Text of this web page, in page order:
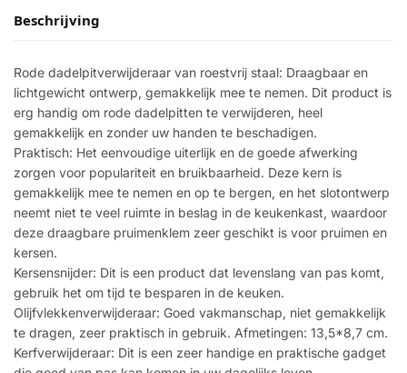
Beschrijving
Rode dadelpitverwijderaar van roestvrij staal: Draagbaar en
lichtgewicht ontwerp, gemakkelijk mee te nemen. Dit product is
erg handig om rode dadelpitten te verwijderen, heel
gemakkelijk en zonder uw handen te beschadigen.
Praktisch: Het eenvoudige uiterlijk en de goede afwerking
zorgen voor populariteit en bruikbaarheid. Deze kern is
gemakkelijk mee te nemen en op te bergen, en het slotontwerp
neemt niet te veel ruimte in beslag in de keukenkast, waardoor
deze draagbare pruimenklem zeer geschikt is voor pruimen en
kersen.
Kersensnijder: Dit is een product dat levenslang van pas komt,
gebruik het om tijd te besparen in de keuken.
Olijfvlekkenverwijderaar: Goed vakmanschap, niet gemakkelijk
te dragen, zeer praktisch in gebruik. Afmetingen: 13,5*8,7 cm.
Kerfverwijderaar: Dit is een zeer handige en praktische gadget